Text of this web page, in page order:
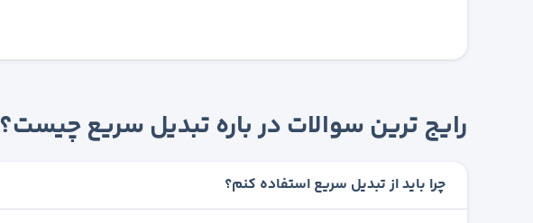
رایج ترین سوالات در باره تبدیل سریع چیست؟
چرا باید از تبدیل سریع استفاده کنم؟